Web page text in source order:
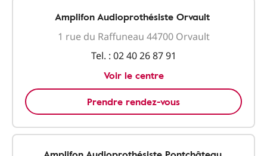
Amplifon Audioprothésiste Orvault
1 rue du Raffuneau 44700 Orvault
Tel. : 02 40 26 87 91
Voir le centre
Prendre rendez-vous